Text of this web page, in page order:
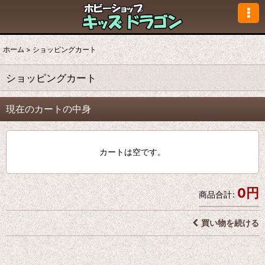
ホーム > ショッピングカート
ショッピングカート
現在のカートの中身
カートは空です。
商品合計: 0円
買い物を続ける